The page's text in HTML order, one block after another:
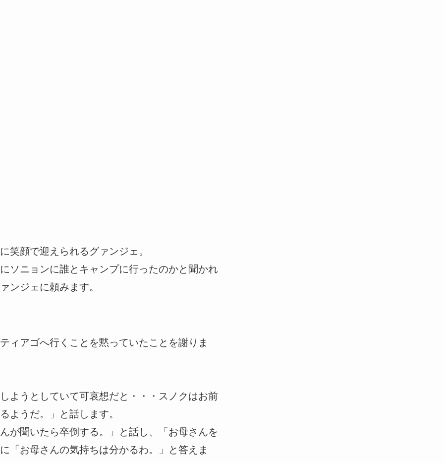
笑顔で迎えられるグァンジェ。
ソニョンに誰とキャンプに行ったのかと聞かれ
ンジェに頼みます。
ィアゴへ行くことを黙っていたことを謝りま
ようとしていて可哀想だと・・・スノクはお前
ようだ。」と話します。
が聞いたら卒倒する。」と話し、「お母さんを
「お母さんの気持ちは分かるわ。」と答えま